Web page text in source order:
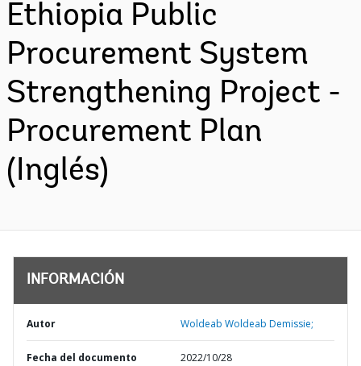
Ethiopia Public
Procurement System
Strengthening Project -
Procurement Plan
(Inglés)
INFORMACIÓN
Autor Woldeab Woldeab Demissie;
Fecha del documento 2022/10/28